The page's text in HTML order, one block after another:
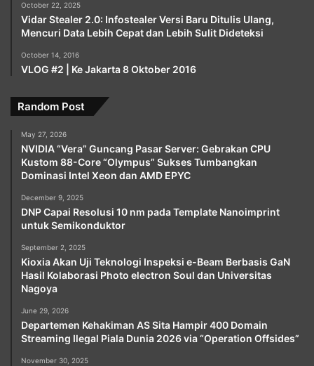
October 22, 2025
Vidar Stealer 2.0: Infostealer Versi Baru Ditulis Ulang,
Mencuri Data Lebih Cepat dan Lebih Sulit Dideteksi
October 14, 2016
VLOG #2 | Ke Jakarta 8 Oktober 2016
Random Post
May 27, 2026
NVIDIA “Vera” Guncang Pasar Server: Gebrakan CPU
Kustom 88-Core “Olympus” Sukses Tumbangkan
Dominasi Intel Xeon dan AMD EPYC
December 9, 2025
DNP Capai Resolusi 10 nm pada Template Nanoimprint
untuk Semikonduktor
September 2, 2025
Kioxia Akan Uji Teknologi Inspeksi e-Beam Berbasis GaN
Hasil Kolaborasi Photo electron Soul dan Universitas
Nagoya
June 29, 2026
Departemen Kehakiman AS Sita Hampir 400 Domain
Streaming Ilegal Piala Dunia 2026 via “Operation Offsides”
November 30, 2025